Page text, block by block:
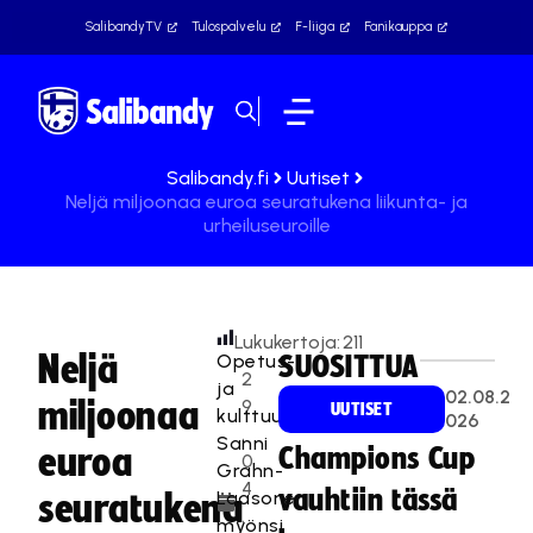
SalibandyTV Tulospalvelu F-liiga Fanikauppa
Salibandy.fi
Uutiset
Neljä miljoonaa euroa seuratukena liikunta- ja
urheiluseuroille
Neljä
miljoonaa
euroa
seuratukena
2
9
.
0
4
.
Lukukertoja:211
Opetus-
ja
kulttuuriministeri
Sanni
Grahn-
Laasonen
myönsi
SUOSITTUA
UUTISET
02.08.2
026
Champions Cup
vauhtiin tässä